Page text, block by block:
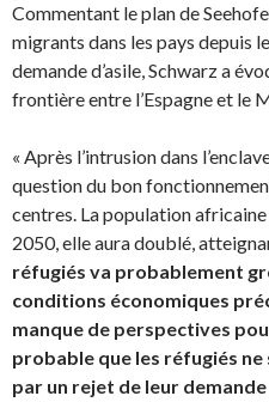
Commentant le plan de
migrants dans les pays depuis
demande d’asile, Schwarz a
frontière entre l’Espagne et le
« Après l’intrusion dans
question du bon
centres. La population
2050, elle aura doublé,
réfugiés va probablement
conditions économiques
manque de perspectives
probable que les réfugiés
par un rejet de leur